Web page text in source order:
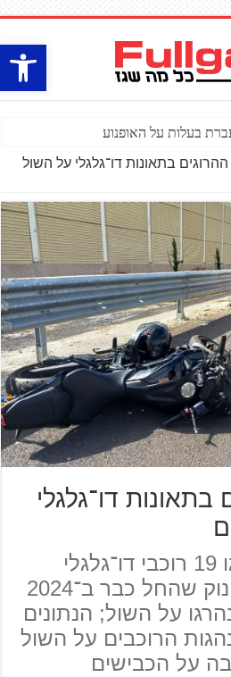
פתח
בעלות על האופנוע
בתאונות דו־גלגלי על השול
דו־גלגלי
בשנת 2025 נהרגו 19 רוכבי דו־גלגלי
בתאונות שול – זינוק שהחל כבר ב־2024
שנהרגו על השול; הנתונים
הרוכבים על השול
על הכבישים